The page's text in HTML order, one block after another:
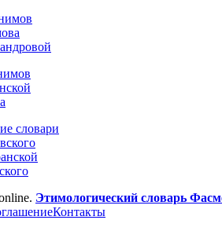
словари
Этимологический словарь
Контакты